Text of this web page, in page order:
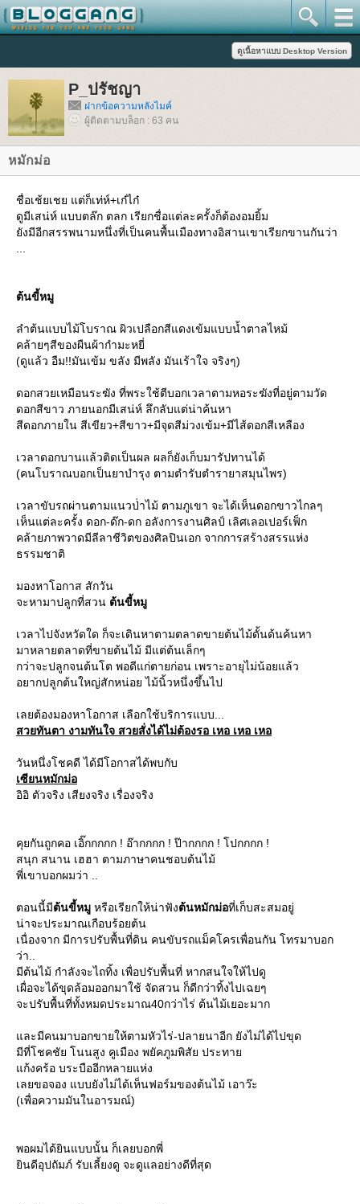
P_ปรัชญา
ฝากข้อความหลังไมค์
ผู้ติดตามบล็อก : 63 คน
หมักม่อ
ชื่อเช้ยเชย แต่ก็เท่ห์+เก๋ไก๋
ดูมีเสน่ห์ แบบตล๊ก ตลก เรียกชื่อแต่ละครั้งก็ต้องอมยิ้ม
ังมีอีกสรรพนามหนึ่งที่เป็นคนพื้นเมืองทางอิสานเขาเรียกขานกันว่า
ต้นขี้หมู
ลำต้นแบบไม้โบราณ ผิวเปลือกสีแดงเข้มแบบน้ำตาลไหม้
คล้ายๆสีของผืนผ้ากำมะหยี่
(ดูแล้ว อืม!!มันเข้ม ขลัง มีพลัง มันเร้าใจ จริงๆ)
ดอกสวยเหมือนระฆัง ที่พระใช้ตีบอกเวลาตามหอระฆังที่อยู่ตามวัด
ดอกสีขาว ภายนอกมีเสน่ห์ ลึกลับแต่น่าค้นหา
สีดอกภายใน สีเขียว+สีขาว+มีจุดสีม่วงเข้ม+มีไส้ดอกสีเหลือง
เวลาดอกบานแล้วติดเป็นผล ผลก็ยังเก็บมารัปทานได้
(คนโบราณบอกเป็นยาบำรุง ตามตำรับตำรายาสมุนไพร)
เวลาขับรถผ่านตามแนวป่่าไม้ ตามภูเขา จะได้เห็นดอกขาวไกลๆ
เห็นแต่ละครั้ง ดอก-ด๊ก-ดก อลังการงานศิลป์ เลิศเลอเปอร์เฟ็ก
คล้ายภาพวาดมีลีลาชีวิตของศิลปินเอก จากการสร้างสรรแห่ง
ธรรมชาติ
มองหาโอกาส สักวัน
จะหามาปลูกที่สวน ต้นขี้หมู
เวลาไปจังหวัดใด ก็จะเดินหาตามตลาดขายต้นไม้ดั้นด้นค้นหา
มาหลายตลาดที่ขายต้นไม้ มีแต่ต้นเล็กๆ
กว่าจะปลูกจนต้นโต พอดีแก่ตายก่อน เพราะอายุไม่น้อยแล้ว
อยากปลูกต้นใหญ่สักหน่อย ไม้นิ้วหนึ่งขึ้นไป
เลยต้องมองหาโอกาส เลือกใช้บริการแบบ...
สวยทันตา งามทันใจ สวยสั่งได้ไม่ต้องรอ เหอ เหอ เหอ
วันหนึ่งโชคดี ได้มีโอกาสได้พบกับ
เซียนหมักม่อ
อิอิ ตัวจริง เสียงจริง เรื่องจริง
คุยกันถูกคอ เอิ๊กกกกก ! อ๊ากกกก ! ป๊ากกกก ! โปกกกก !
สนุก สนาน เฮฮา ตามภาษาคนชอบต้นไม้
พี่เขาบอกผมว่า ..
ตอนนี้มีต้นขี้หมู หรือเรียกให้น่าฟังต้นหมักม่อที่เก็บสะสมอยู่
น่าจะประมาณเกือบร้อยต้น
เนื่องจาก มีการปรับพื้นที่ดิน คนขับรถแม็คโครเพื่อนกัน โทรมาบอก
ว่า..
มีต้นไม้ กำลังจะไถทิ้ง เพื่อปรับพื้นที่ หากสนใจให้ไปดู
เผื่อจะได้ขุดล้อมออกมาใช้ จัดสวน ก็ดีกว่าทิ้งไปเฉยๆ
จะปรับพื้นที่ทั้งหมดประมาณ40กว่าไร่ ต้นไม้เยอะมาก
ละมีคนมาบอกขายให้ตามหัวไร่-ปลายนาอีก ยังไม่ได้ไปขุด
มีที่โชคชัย โนนสูง คูเมือง พยัคภูมพิสัย ประทา
ก้งคร้อ บระบืออีกหลายแห่ง
เลยขอจอง แบบยังไม่ได้เห็นฟอร์มของต้นไม้ เอาว๊ะ
(เพื่อความมันในอารมณ์)
พอผมได้ยินแบบนั้น ก็เลยบอกพี่
ินดีอุปถัมภ์ รับเลี้ยงดู จะดูแลอย่างดีที่สุด